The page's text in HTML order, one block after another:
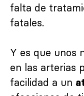
falta de
fatales.
Y es que unos
en las arterias
facilidad a un